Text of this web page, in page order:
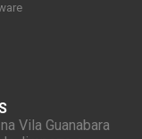
Vila Guanabara